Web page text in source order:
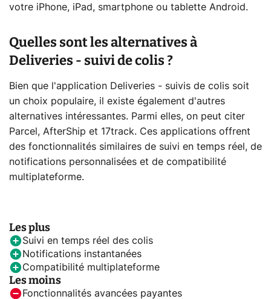
votre iPhone, iPad, smartphone ou tablette Android.
Quelles sont les alternatives à
Deliveries - suivi de colis ?
Bien que l'application Deliveries - suivis de colis soit
un choix populaire, il existe également d'autres
alternatives intéressantes. Parmi elles, on peut citer
Parcel, AfterShip et 17track. Ces applications offrent
des fonctionnalités similaires de suivi en temps réel, de
notifications personnalisées et de compatibilité
multiplateforme.
Les plus
Suivi en temps réel des colis
Notifications instantanées
Compatibilité multiplateforme
Les moins
Fonctionnalités avancées payantes